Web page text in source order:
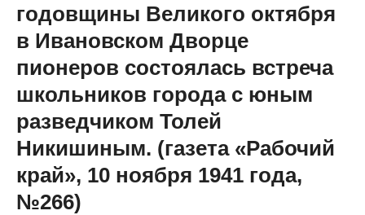
годовщины Великого октября
в Ивановском Дворце
пионеров состоялась встреча
школьников города с юным
разведчиком Толей
Никишиным. (газета «Рабочий
край», 10 ноября 1941 года,
№266)